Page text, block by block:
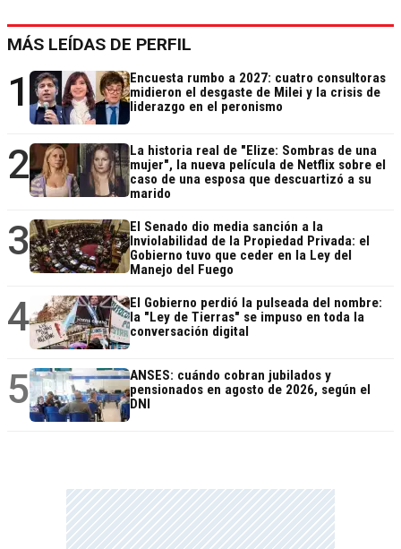
MÁS LEÍDAS DE PERFIL
1
Encuesta rumbo a 2027: cuatro consultoras
midieron el desgaste de Milei y la crisis de
liderazgo en el peronismo
2
La historia real de "Elize: Sombras de una
mujer", la nueva película de Netflix sobre el
caso de una esposa que descuartizó a su
marido
3
El Senado dio media sanción a la
Inviolabilidad de la Propiedad Privada: el
Gobierno tuvo que ceder en la Ley del
Manejo del Fuego
4
El Gobierno perdió la pulseada del nombre:
la "Ley de Tierras" se impuso en toda la
conversación digital
5
ANSES: cuándo cobran jubilados y
pensionados en agosto de 2026, según el
DNI